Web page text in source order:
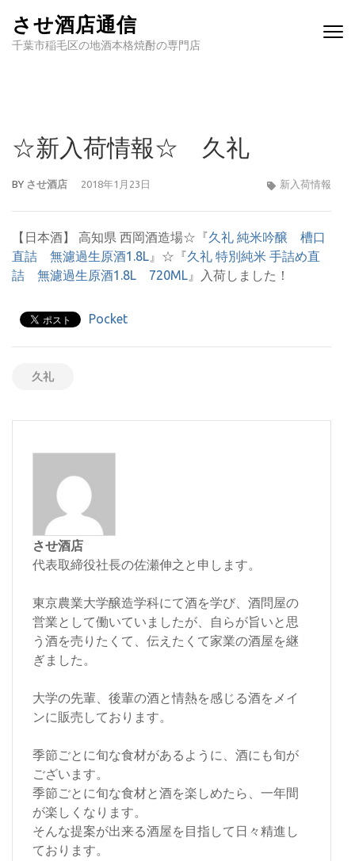
させ酒店通信
千葉市稲毛区の地酒本格焼酎の専門店
☆新入荷情報☆ 久礼
BY させ酒店 2018年1月23日 新入荷情報
【日本酒】 高知県 西岡酒造場☆『久礼 純米吟醸 槽口
直詰 無濾過生原酒1.8L 』☆『久礼 特別純米 手詰め直
詰 無濾過生原酒1.8L
720ML 』入荷しました！
Pocket
久礼
させ酒店
代表取締役社長の佐瀬伸之と申します。
東京農業大学醸造学科にて酒を学び、酒問屋の
営業として働いていましたが、自らが旨いと思
う酒を売りたくて、伝えたくて家業の酒屋を継
ぎました。
大学の先輩、後輩の酒と情熱を感じる酒をメイ
ンに販売しております。
季節ごとに旬な食材があるように、酒にも旬が
ございます。
季節ごとに旬な食材と酒を楽しめたら、一年間
が楽しくなります。
そんな提案が出来る酒屋を目指して日々精進し
ております。